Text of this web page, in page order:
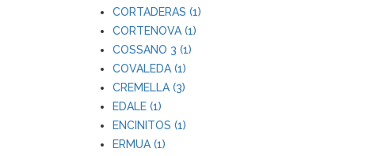
CORTADERAS (1)
CORTENOVA (1)
COSSANO 3 (1)
COVALEDA (1)
CREMELLA (3)
EDALE (1)
ENCINITOS (1)
ERMUA (1)